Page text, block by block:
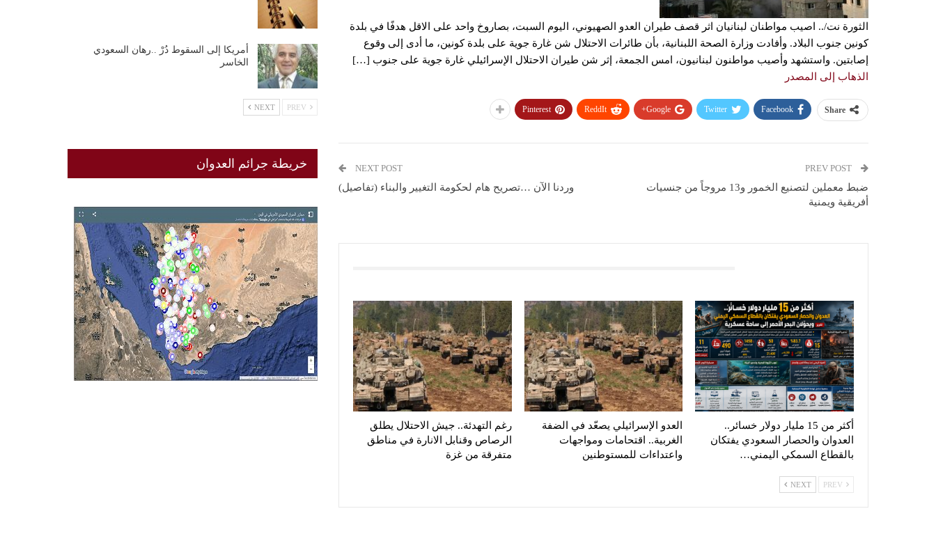
الثورة نت/.. اصيب مواطنان لبنانيان اثر قصف طيران العدو الصهيوني، اليوم السبت، بصاروخ واحد على الاقل هدفًا في بلدة
كونين جنوب البلاد. وأفادت وزارة الصحة اللبنانية، بأن طائرات الاحتلال شن غارة جوية على بلدة كونين، ما أدى إلى وقوع
إصابتين. واستشهد وأصيب مواطنون لبنانيون، امس الجمعة، إثر شن طيران الاحتلال الإسرائيلي غارة جوية على جنوب […]
الذهاب إلى المصدر
Share
Facebook
Twitter
Google+
ReddIt
Pinterest
ضبط معملين لتصنيع الخمور و13 مروجاً من جنسيات
أفريقية ويمنية
NEXT POST
وردنا الآن …تصريح هام لحكومة التغيير والبناء (تفاصيل)
أكثر من 15 مليار دولار خسائر..
العدوان والحصار السعودي يفتكان
بالقطاع السمكي اليمني…
العدو الإسرائيلي يصعّد في الضفة
الغربية.. اقتحامات ومواجهات
واعتداءات للمستوطنين
رغم التهدئة.. جيش الاحتلال يطلق
الرصاص وقنابل الانارة في مناطق
متفرقة من غزة
NEXT
أمريكا إلى السقوط دُرْ ..رهان السعودي
الخاسر
NEXT
خريطة جرائم العدوان